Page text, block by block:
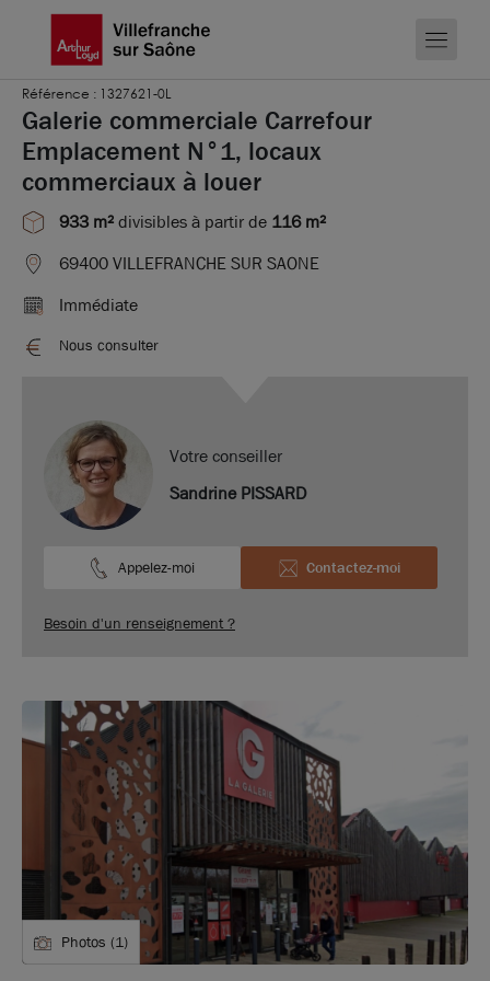
Référence : 1327621-0L
Galerie commerciale Carrefour
Emplacement N°1, locaux
commerciaux à louer
933 m²divisibles à partir de 116 m²
69400 VILLEFRANCHE SUR SAONE
Immédiate
Nous consulter
Votre conseiller
Sandrine PISSARD
Appelez-moi Contactez-moi
Besoin d'un renseignement ?
Photos (1)